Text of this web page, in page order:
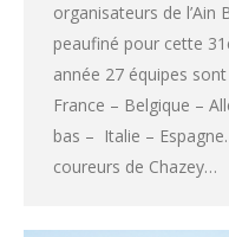
organisateurs de
peaufiné pour cette
année 27 équipes
France – Belgique –
bas – Italie –
coureurs de Chazey…